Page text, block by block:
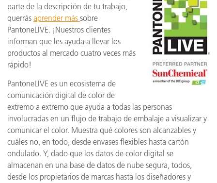
parte de la descripción de tu trabajo,
querrás aprender más sobre
PantoneLIVE. ¡Nuestros clientes
informan que les ayuda a llevar los
productos al mercado cuatro veces más
rápido!
PantoneLIVE es un ecosistema de
comunicación digital de color de
extremo a extremo que ayuda a todas las personas
involucradas en un flujo de trabajo de embalaje a visualizar y
comunicar el color. Muestra qué colores son alcanzables y
cuáles no, en todo, desde envases flexibles hasta cartón
ondulado. Y, dado que los datos de color digital se
almacenan en una base de datos de nube segura, todos,
desde los propietarios de marcas hasta los diseñadores y